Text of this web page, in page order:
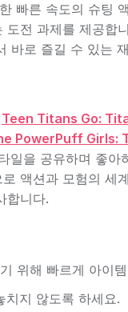
빠른 속도의 슈팅
전 과제를 제공
바로 즐길 수 있는
Teen Titans Go:
PowerPuff Girls:
일을 공유하며 좋
액션과 모험의
합니다.
위해 빠르게 아이
치지 않도록 하세요.